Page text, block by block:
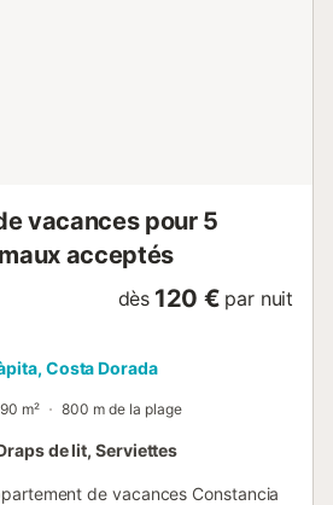
vacances pour 5
acceptés
dès 120 € par nuit
Costa Dorada
90 m² 800 m de la plage
de lit, Serviettes
de vacances Constancia